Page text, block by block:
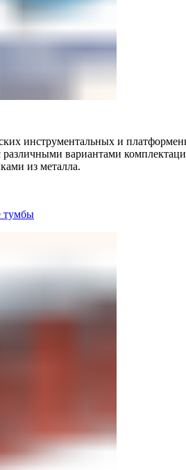
инструментальных и
различными вариантами
из металла.
тумбы